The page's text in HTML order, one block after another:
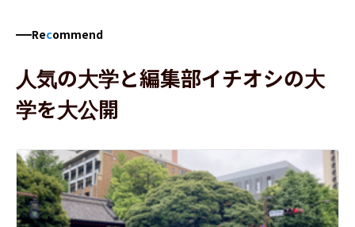
Recommend
人気の大学と編集部イチオシの大
学を大公開